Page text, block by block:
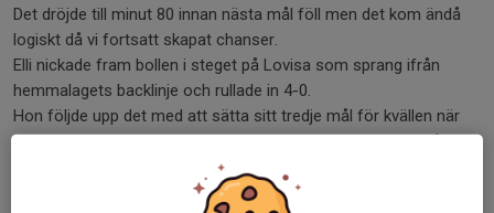
Det dröjde till minut 80 innan nästa mål föll men det kom ändå
logiskt då vi fortsatt skapat chanser.
Elli nickade fram bollen i steget på Lovisa som sprang ifrån
hemmalagets backlinje och rullade in 4-0.
Hon följde upp det med att sätta sitt tredje mål för kvällen när
hon placerade in bollen i hörnet när matchuret tickade in på den
90:e minuten efter fin framspelning av Cornelia.
Klang, jubel och ett styrkebesked!